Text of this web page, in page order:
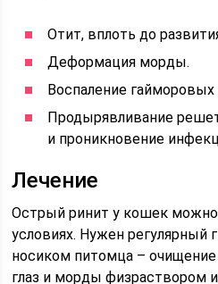
Отит, вплоть до
Деформация морды.
Воспаление гайморовых
Продырявливание
и проникновение
Лечение
Острый ринит у кошек
условиях. Нужен регулярный
носиком питомца –
глаз и морды физраствором